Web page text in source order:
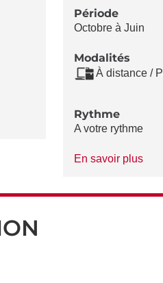
Période
Octobre à Juin
Modalités
À distance /
Rythme
A votre rythme
En savoir plusà